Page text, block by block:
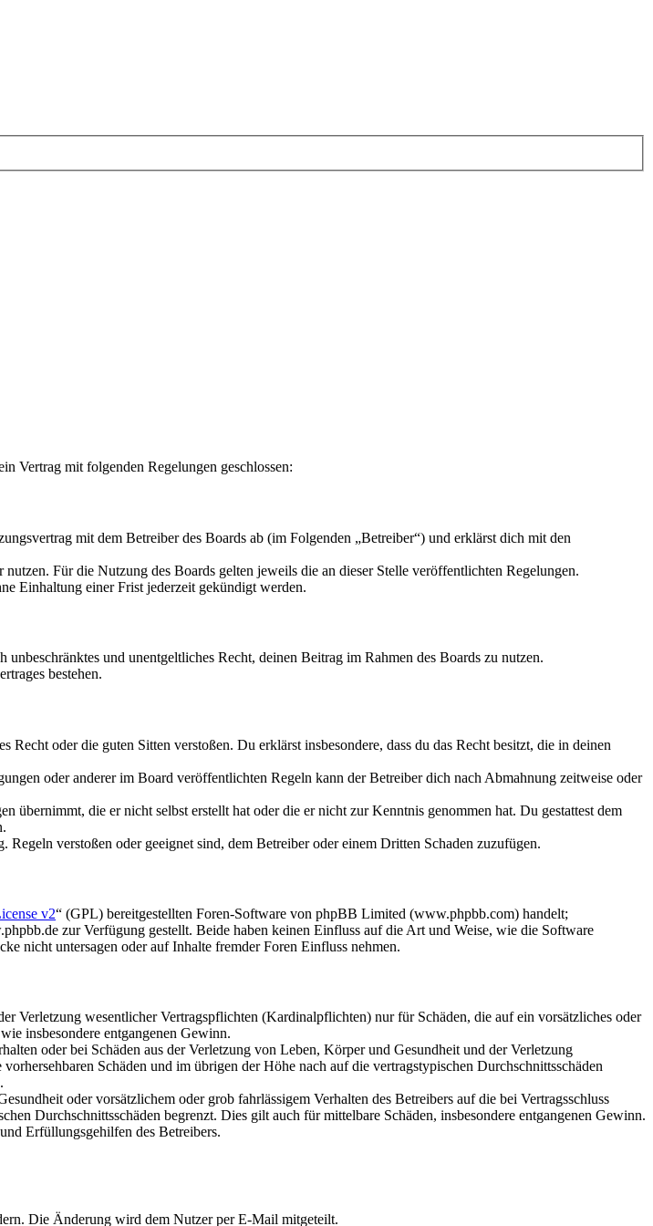
Vertrag mit folgenden Regelungen geschlossen:
mit dem Betreiber des Boards ab (im Folgenden „Betreiber“) und erklärst dich mit den
Für die Nutzung des Boards gelten jeweils die an dieser Stelle veröffentlichten Regelungen.
Einhaltung einer Frist jederzeit gekündigt werden.
und unentgeltliches Recht, deinen Beitrag im Rahmen des Boards zu nutzen.
bestehen.
oder die guten Sitten verstoßen. Du erklärst insbesondere, dass du das Recht besitzt, die in deinen
oder anderer im Board veröffentlichten Regeln kann der Betreiber dich nach Abmahnung zeitweise oder
die er nicht selbst erstellt hat oder die er nicht zur Kenntnis genommen hat. Du gestattest dem
verstoßen oder geeignet sind, dem Betreiber oder einem Dritten Schaden zuzufügen.
v2“ (GPL) bereitgestellten Foren-Software von phpBB Limited (www.phpbb.com) handelt;
zur Verfügung gestellt. Beide haben keinen Einfluss auf die Art und Weise, wie die Software
nicht untersagen oder auf Inhalte fremder Foren Einfluss nehmen.
Verletzung wesentlicher Vertragspflichten (Kardinalpflichten) nur für Schäden, die auf ein vorsätzliches oder
insbesondere entgangenen Gewinn.
oder bei Schäden aus der Verletzung von Leben, Körper und Gesundheit und der Verletzung
Schäden und im übrigen der Höhe nach auf die vertragstypischen Durchschnittsschäden
oder vorsätzlichem oder grob fahrlässigem Verhalten des Betreibers auf die bei Vertragsschluss
Durchschnittsschäden begrenzt. Dies gilt auch für mittelbare Schäden, insbesondere entgangenen Gewinn.
Erfüllungsgehilfen des Betreibers.
Die Änderung wird dem Nutzer per E-Mail mitgeteilt.